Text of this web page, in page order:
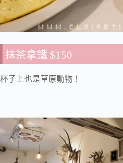
抹茶拿鐵 $150
杯子上也是草原動物！